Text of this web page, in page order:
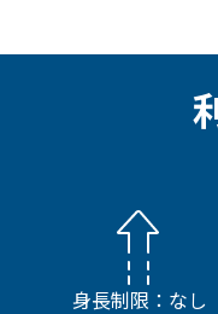
身長制限：なし